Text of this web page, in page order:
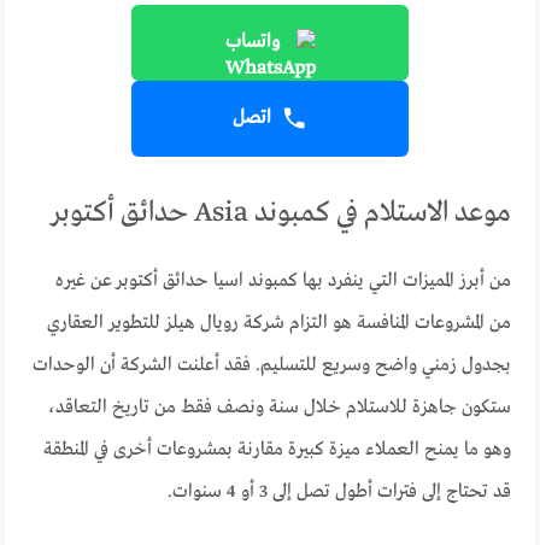
واتساب
اتصل
موعد الاستلام في كمبوند Asia حدائق أكتوبر
من أبرز المميزات التي ينفرد بها كمبوند اسيا حدائق أكتوبر عن غيره
من المشروعات المنافسة هو التزام شركة رويال هيلز للتطوير العقاري
بجدول زمني واضح وسريع للتسليم. فقد أعلنت الشركة أن الوحدات
ستكون جاهزة للاستلام خلال سنة ونصف فقط من تاريخ التعاقد،
وهو ما يمنح العملاء ميزة كبيرة مقارنة بمشروعات أخرى في المنطقة
قد تحتاج إلى فترات أطول تصل إلى 3 أو 4 سنوات.